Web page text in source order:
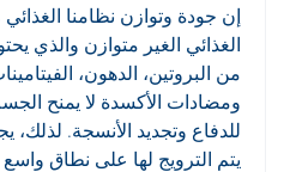
إن جودة وتوازن نظامنا الغذائي
الغذائي الغير متوازن والذي
من البروتين، الدهون،
ومضادات الأكسدة لا يمنح
للدفاع وتجديد الأنسجة. لذلك،
يتم الترويج لها على نطاق